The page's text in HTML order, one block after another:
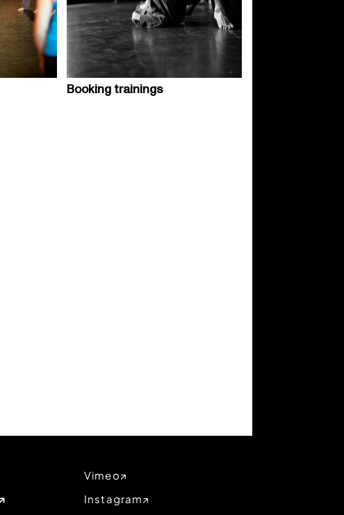
Booking trainings
Vimeo
Instagram